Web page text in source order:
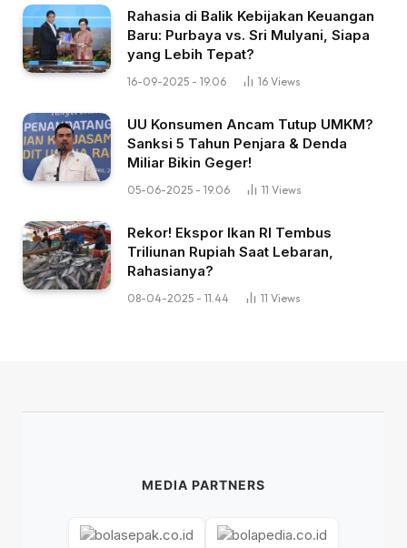
Rahasia di Balik Kebijakan Keuangan
Baru: Purbaya vs. Sri Mulyani, Siapa
yang Lebih Tepat?
16-09-2025 - 19.06 16 Views
UU Konsumen Ancam Tutup UMKM?
Sanksi 5 Tahun Penjara & Denda
Miliar Bikin Geger!
05-06-2025 - 19.06 11 Views
Rekor! Ekspor Ikan RI Tembus
Triliunan Rupiah Saat Lebaran,
Rahasianya?
08-04-2025 - 11.44 11 Views
MEDIA PARTNERS